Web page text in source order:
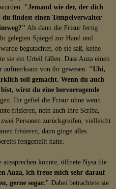
"Jemand wie der, der dich
findest einen Tempelverwalter
Als dann die Frisur fertig
gelegten Spiegel zur Hand und
begutachtet, ob sie saß, keine
sie ein Urteil fällen. Dass Auza einen
von ihr gewesen. "Uhi,
toll gemacht. Wenn du auch
wirst du eine hervorragende
Ihr gefiel die Frisur ohne wenn
frisieren, nein auch ihre Scriba,
Personen zurückgreifen, vielleicht
frisieren, dann ginge alles
festgestellt hatte.
konnte, öffnete Nysa die
Auza, ich freue mich sehr darauf
gerne sogar." Dabei betrachtete sie